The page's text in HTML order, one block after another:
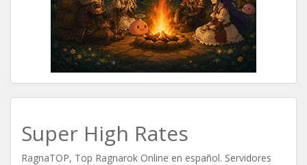
Super High Rates
RagnaTOP, Top Ragnarok Online en español. Servidores